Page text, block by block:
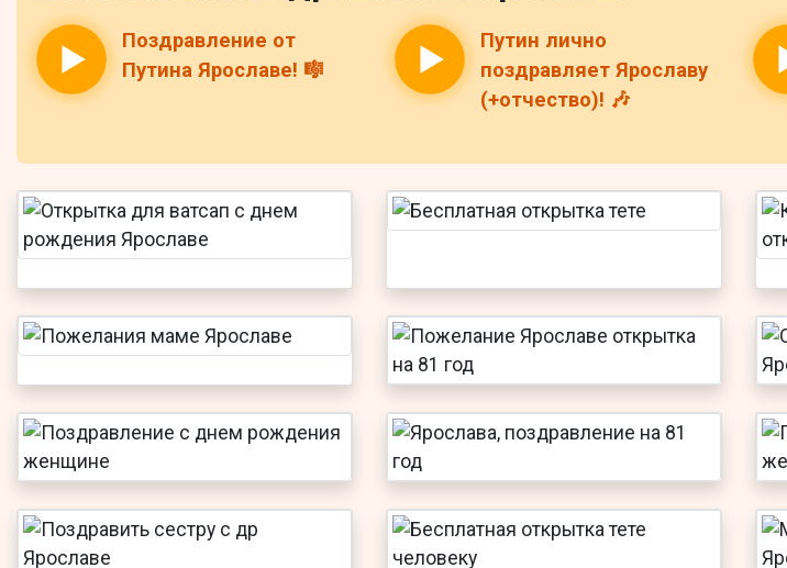
Поздравление от
Путина Ярославе! 🎼
Путин лично
поздравляет Ярославу
(+отчество)! 🎶